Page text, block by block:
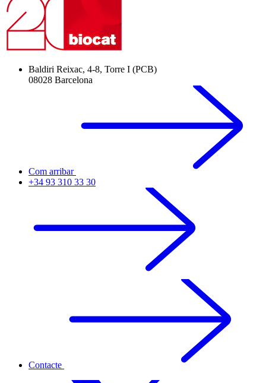
Baldiri Reixac, 4-8, Torre I (PCB)
08028 Barcelona
Com arribar
+34 93 310 33 30
Contacte